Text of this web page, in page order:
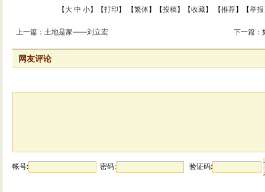
【大 中 小】【打印】 【繁体】【投稿】【收藏】 【推荐】【举报
上一篇 ：土地是家——刘立宏 下一篇 ：
网友评论
帐号: 密码: 验证码: